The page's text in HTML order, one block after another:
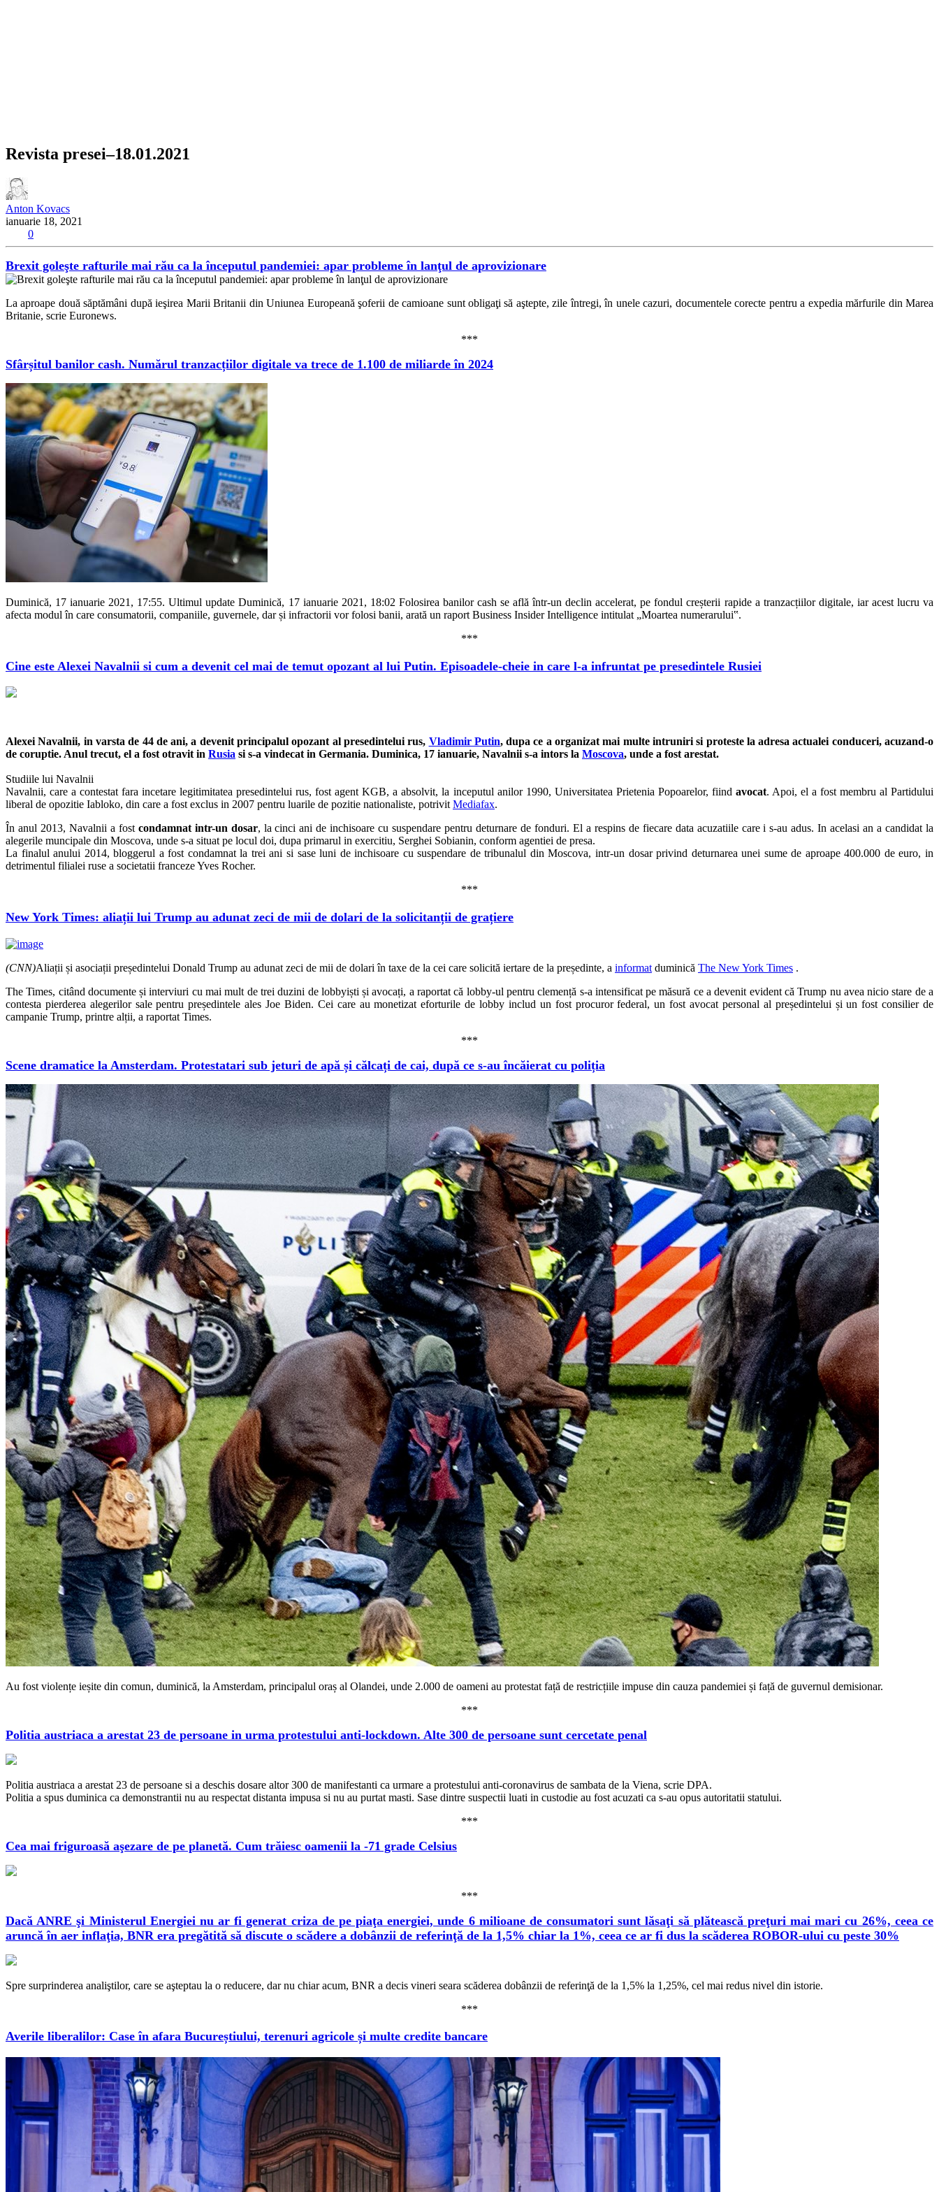
Revista presei–18.01.2021
Anton Kovacs
ianuarie 18, 2021
0
Brexit goleşte rafturile mai rău ca la începutul pandemiei: apar probleme în lanţul de aprovizionare
La aproape două săptămâni după ieşirea Marii Britanii din Uniunea Europeană şoferii de camioane sunt obligaţi să aştepte, zile întregi, în unele cazuri, documentele corecte pentru a expedia mărfurile din Marea
Britanie, scrie Euronews.
***
Sfârșitul banilor cash. Numărul tranzacțiilor digitale va trece de 1.100 de miliarde în 2024
Duminică, 17 ianuarie 2021, 17:55. Ultimul update Duminică, 17 ianuarie 2021, 18:02 Folosirea banilor cash se află într-un declin accelerat, pe fondul creșterii rapide a tranzacțiilor digitale, iar acest lucru va
afecta modul în care consumatorii, companiile, guvernele, dar și infractorii vor folosi banii, arată un raport Business Insider Intelligence intitulat „Moartea numerarului‟.
***
Cine este Alexei Navalnii si cum a devenit cel mai de temut opozant al lui Putin. Episoadele-cheie in care l-a infruntat pe presedintele Rusiei
Alexei Navalnii, in varsta de 44 de ani, a devenit principalul opozant al presedintelui rus, Vladimir Putin, dupa ce a organizat mai multe intruniri si proteste la adresa actualei conduceri, acuzand-o
de coruptie. Anul trecut, el a fost otravit in Rusia si s-a vindecat in Germania. Duminica, 17 ianuarie, Navalnii s-a intors la Moscova, unde a fost arestat.
Studiile lui Navalnii
Navalnii, care a contestat fara incetare legitimitatea presedintelui rus, fost agent KGB, a absolvit, la inceputul anilor 1990, Universitatea Prietenia Popoarelor, fiind avocat. Apoi, el a fost membru al Partidului
liberal de opozitie Iabloko, din care a fost exclus in 2007 pentru luarile de pozitie nationaliste, potrivit Mediafax.
În anul 2013, Navalnii a fost condamnat intr-un dosar, la cinci ani de inchisoare cu suspendare pentru deturnare de fonduri. El a respins de fiecare data acuzatiile care i s-au adus. In acelasi an a candidat la
alegerile muncipale din Moscova, unde s-a situat pe locul doi, dupa primarul in exercitiu, Serghei Sobianin, conform agentiei de presa.
La finalul anului 2014, bloggerul a fost condamnat la trei ani si sase luni de inchisoare cu suspendare de tribunalul din Moscova, intr-un dosar privind deturnarea unei sume de aproape 400.000 de euro, in
detrimentul filialei ruse a societatii franceze Yves Rocher.
***
New York Times: aliații lui Trump au adunat zeci de mii de dolari de la solicitanții de grațiere
(CNN)Aliații și asociații președintelui Donald Trump au adunat zeci de mii de dolari în taxe de la cei care solicită iertare de la președinte, a informat duminică The New York Times .
The Times, citând documente și interviuri cu mai mult de trei duzini de lobbyiști și avocați, a raportat că lobby-ul pentru clemență s-a intensificat pe măsură ce a devenit evident că Trump nu avea nicio stare de a
contesta pierderea alegerilor sale pentru președintele ales Joe Biden. Cei care au monetizat eforturile de lobby includ un fost procuror federal, un fost avocat personal al președintelui și un fost consilier de
campanie Trump, printre alții, a raportat Times.
***
Scene dramatice la Amsterdam. Protestatari sub jeturi de apă și călcați de cai, după ce s-au încăierat cu poliția
Au fost violențe ieșite din comun, duminică, la Amsterdam, principalul oraș al Olandei, unde 2.000 de oameni au protestat față de restricțiile impuse din cauza pandemiei și față de guvernul demisionar.
***
Politia austriaca a arestat 23 de persoane in urma protestului anti-lockdown. Alte 300 de persoane sunt cercetate penal
Politia austriaca a arestat 23 de persoane si a deschis dosare altor 300 de manifestanti ca urmare a protestului anti-coronavirus de sambata de la Viena, scrie DPA.
Politia a spus duminica ca demonstrantii nu au respectat distanta impusa si nu au purtat masti. Sase dintre suspectii luati in custodie au fost acuzati ca s-au opus autoritatii statului.
***
Cea mai friguroasă aşezare de pe planetă. Cum trăiesc oamenii la -71 grade Celsius
***
Dacă ANRE şi Ministerul Energiei nu ar fi generat criza de pe piaţa energiei, unde 6 milioane de consumatori sunt lăsaţi să plătească preţuri mai mari cu 26%, ceea ce
aruncă în aer inflaţia, BNR era pregătită să discute o scădere a dobânzii de referinţă de la 1,5% chiar la 1%, ceea ce ar fi dus la scăderea ROBOR-ului cu peste 30%
Spre surprinderea analiştilor, care se aşteptau la o reducere, dar nu chiar acum, BNR a decis vineri seara scăderea dobânzii de referinţă de la 1,5% la 1,25%, cel mai redus nivel din istorie.
***
Averile liberalilor: Case în afara Bucureștiului, terenuri agricole și multe credite bancare